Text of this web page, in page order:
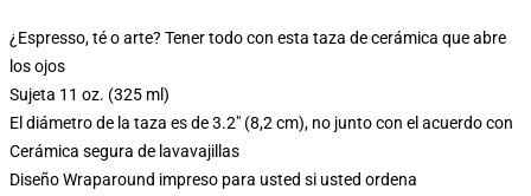
¿Espresso, té o arte? Tener todo con esta taza de cerámica que abre
los ojos
Sujeta 11 oz. (325 ml)
El diámetro de la taza es de 3.2" (8,2 cm), no junto con el acuerdo con
Cerámica segura de lavavajillas
Diseño Wraparound impreso para usted si usted ordena